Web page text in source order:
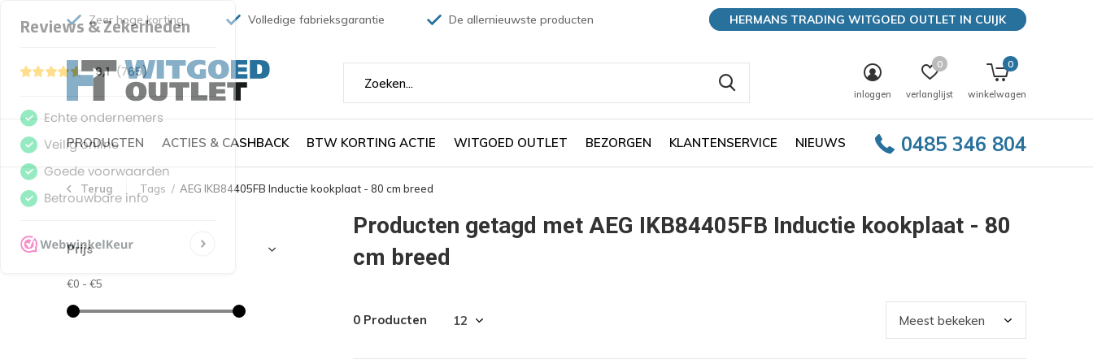
PRODUCTEN ACTIES & CASHBACK BTW KORTING ACTIE WITGOED OUTLET BEZORGEN KLANTENSERVICE NIEUWS 0485 346 804
inloggen verlanglijst
0
winkelwagen
0
Zeer hoge korting Volledige fabrieksgarantie De allernieuwste producten HERMANS TRADING WITGOED OUTLET IN CUIJK
Terug Tags AEG IKB84405FB Inductie kookplaat - 80 cm breed
Producten getagd met AEG IKB84405FB Inductie kookplaat - 80
cm breed
0 Producten
Prijs
€0 - €5